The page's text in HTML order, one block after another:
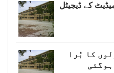
کے ڈیجیٹل
کا بُرا